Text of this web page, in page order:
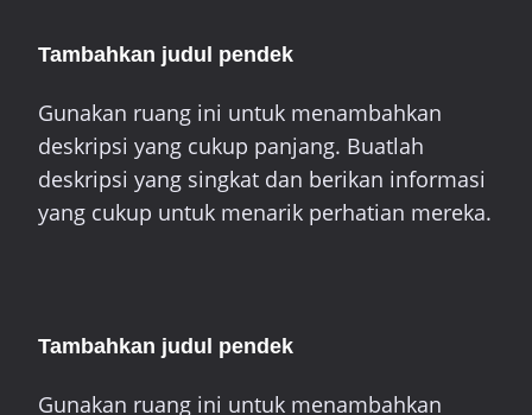
Tambahkan judul pendek
Gunakan ruang ini untuk menambahkan
deskripsi yang cukup panjang. Buatlah
deskripsi yang singkat dan berikan informasi
yang cukup untuk menarik perhatian mereka.
Tambahkan judul pendek
Gunakan ruang ini untuk menambahkan